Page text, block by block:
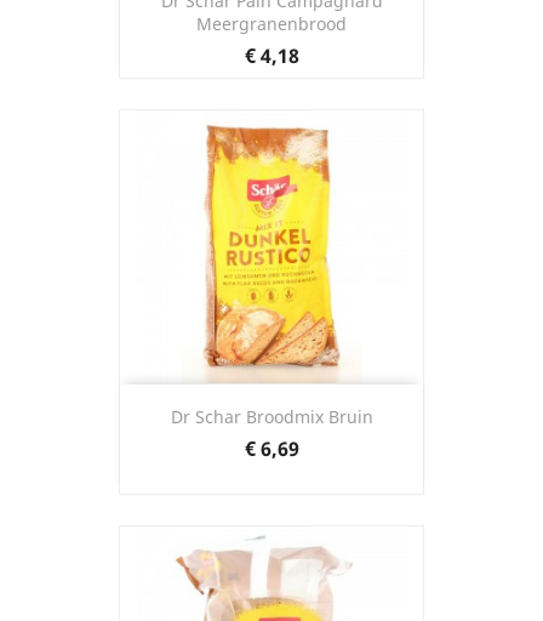
Meergranenbrood
Prijs
€ 4,18
Dr Schar Broodmix Bruin
Prijs
€ 6,69